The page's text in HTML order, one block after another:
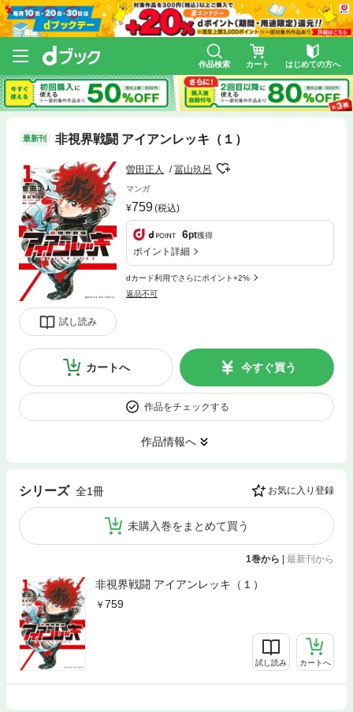
作品検索 カート はじめての方へ
最新刊 非視界戦闘 アイアンレッキ（１）
試し読み
曽田正人 冨山玖呂
マンガ
759(税込)
6pt獲得
ポイント詳細
dカード利用でさらにポイント+2%
返品不可
カートへ 今すぐ買う
作品をチェックする
作品情報へ
シリーズ 全1冊 お気に入り登録
未購入巻をまとめて買う
1巻から | 最新刊から
非視界戦闘 アイアンレッキ（１）
759
試し読み カートへ